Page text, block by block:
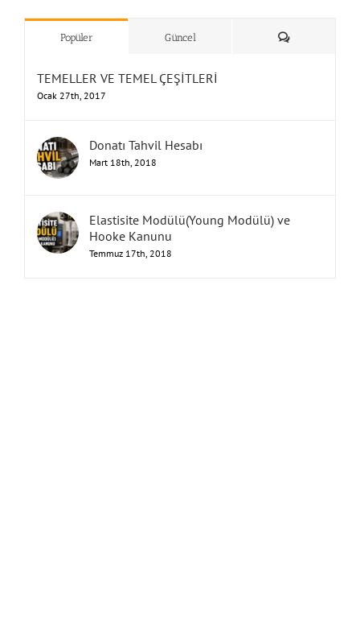
& ”Humbarahane”
Popüler Güncel Yorum
TEMELLER VE TEMEL ÇEŞİTLERİ
Ocak 27th, 2017
Donatı Tahvil Hesabı
Mart 18th, 2018
Elastisite Modülü(Young Modülü) ve
Hooke Kanunu
Temmuz 17th, 2018